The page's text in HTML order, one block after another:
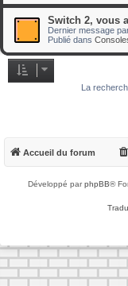
Switch 2, vous
Dernier message
Publié dans
La
Accueil du forum
Développé parphpBB®